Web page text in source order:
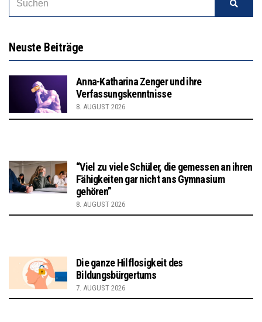
Neuste Beiträge
Anna-Katharina Zenger und ihre
Verfassungskenntnisse
8. AUGUST 2026
“Viel zu viele Schüler, die gemessen an ihren
Fähigkeiten gar nicht ans Gymnasium
gehören”
8. AUGUST 2026
Die ganze Hilflosigkeit des
Bildungsbürgertums
7. AUGUST 2026